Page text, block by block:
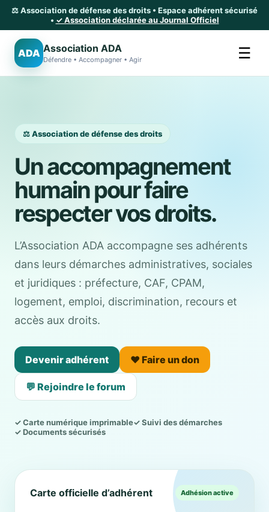
⚖️ Association de défense des droits • Espace adhérent sécurisé
• ✓ Association déclarée au Journal Officiel
ADA Association ADA
Défendre • Accompagner • Agir ☰
⚖️ Association de défense des droits
Un accompagnement
humain pour faire
respecter vos droits.
L’Association ADA accompagne ses adhérents
dans leurs démarches administratives, sociales
et juridiques : préfecture, CAF, CPAM,
logement, emploi, discrimination, recours et
accès aux droits.
Devenir adhérent ❤️ Faire un don
💬 Rejoindre le forum
✓ Carte numérique imprimable✓ Suivi des démarches
✓ Documents sécurisés
Carte officielle d’adhérent Adhésion active